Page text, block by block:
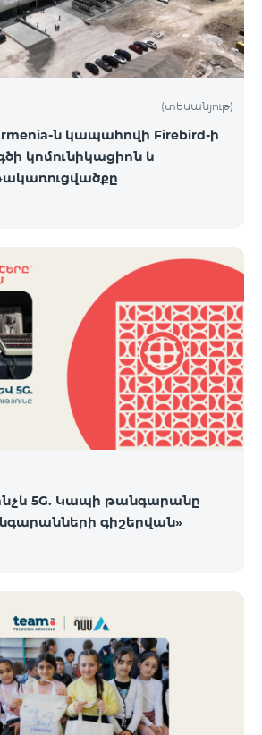
(տեսանյութ)
ն կապահովի Firebird-ի
կոմունիկացիոն և
5G. Կապի թանգարանը
գիշերվան»